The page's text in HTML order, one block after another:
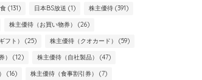
(131) 日本BS放送 (1) 株主優待(391)
株主優待（お買い物券） (26)
フト） (25) 株主優待（クオカード） (59)
） (12) 株主優待（自社製品） (47)
(16) 株主優待（食事割引券） (7)